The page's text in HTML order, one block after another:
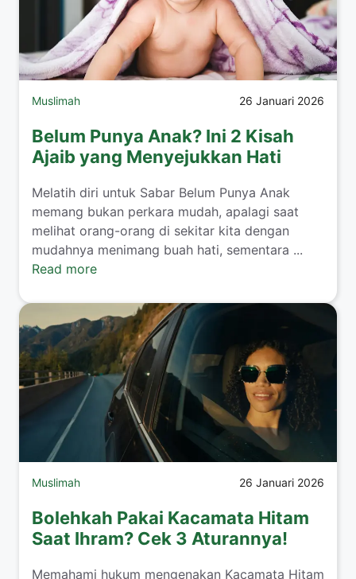
Muslimah 26 Januari 2026
Belum Punya Anak? Ini 2 Kisah
Ajaib yang Menyejukkan Hati
​Melatih diri untuk Sabar Belum Punya Anak
memang bukan perkara mudah, apalagi saat
melihat orang-orang di sekitar kita dengan
mudahnya menimang buah hati, sementara ...
Read more
Muslimah 26 Januari 2026
Bolehkah Pakai Kacamata Hitam
Saat Ihram? Cek 3 Aturannya!
​Memahami hukum mengenakan Kacamata Hitam